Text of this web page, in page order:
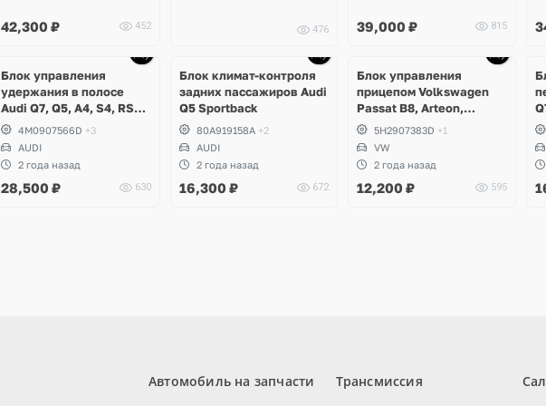
42,300 ₽ 452 476 39,000 ₽ 815
Блок управления
удержания в полосе
Audi Q7, Q5, A4, S4, RS4
B9, A5, S5, RS5 Coupe,
Sportback
4M0907566D +3
AUDI
2 года назад
28,500 ₽ 630
Блок климат-контроля
задних пассажиров Audi
Q5 Sportback
80A919158A +2
AUDI
2 года назад
16,300 ₽ 672
Блок управления
прицепом Volkswagen
Passat B8, Arteon,
Touran, ID.4, ID.5, ID.7, ID.
Buzz, Audi Q4 e-Tron,
Skoda Enyaq
5H2907383D +1
VW
2 года назад
12,200 ₽ 595
Автомобиль на запчасти Трансмиссия